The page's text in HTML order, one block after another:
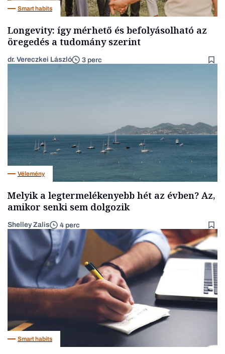
Smart habits
Longevity: így mérhető és befolyásolható az
öregedés a tudomány szerint
dr. Vereczkei László 3 perc
Vélemény
Melyik a legtermelékenyebb hét az évben? Az,
amikor senki sem dolgozik
Shelley Zalis 4 perc
Smart habits